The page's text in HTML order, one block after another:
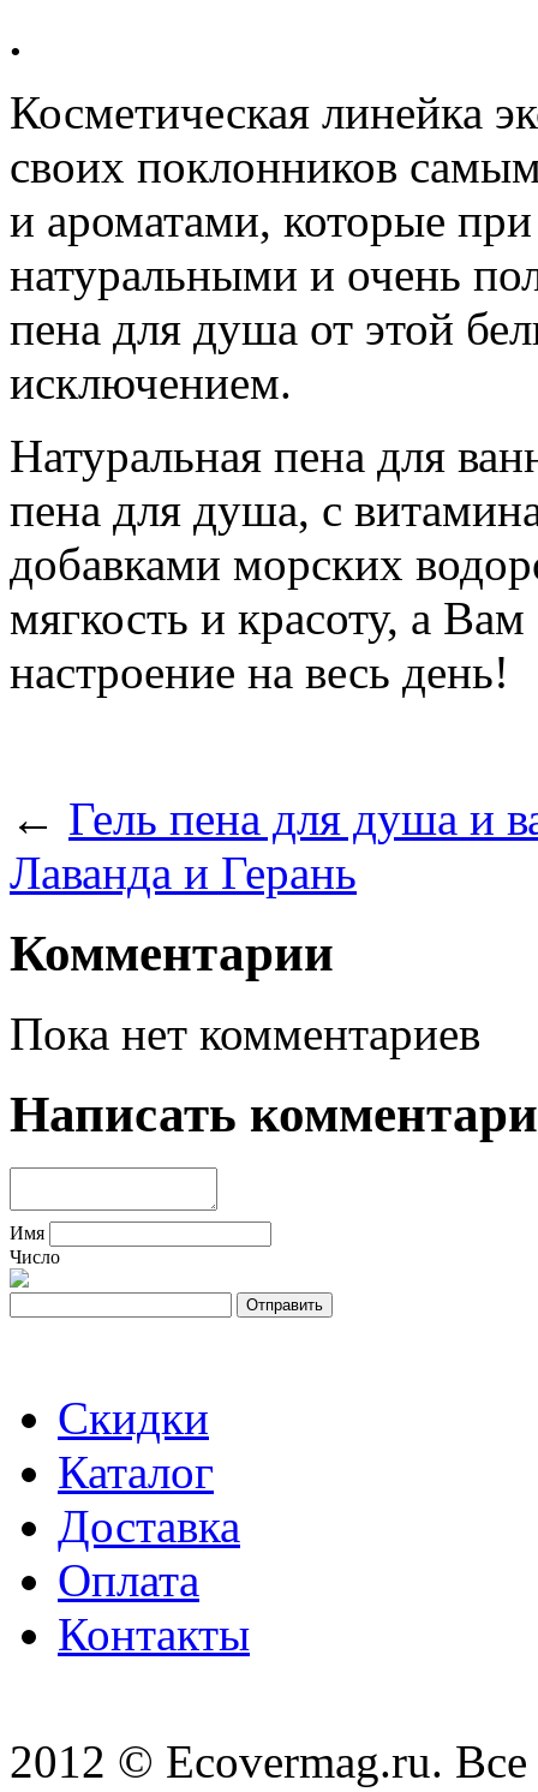
.
Косметическая линейка
своих поклонников
и ароматами, которые
натуральными и очень
пена для душа от этой
исключением.
Натуральная пена для
пена для душа, с
добавками морских
мягкость и красоту, а
настроение на весь день!
← Гель пена для душа и
Лаванда и Герань
Комментарии
Пока нет комментариев
Написать
Имя
Число
Скидки
Каталог
Доставка
Оплата
Контакты
2012 © Ecovermag.ru.